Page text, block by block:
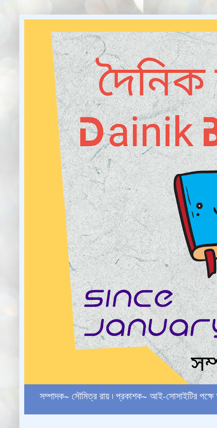
সম্পাদক~ সৌমিত্র রায় ৷ প্রকাশক~ আই-সোসাইটির